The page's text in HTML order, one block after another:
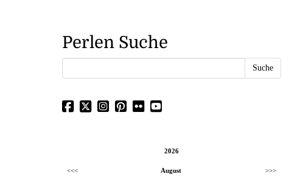
Perlen Suche
2026
<<< August >>>